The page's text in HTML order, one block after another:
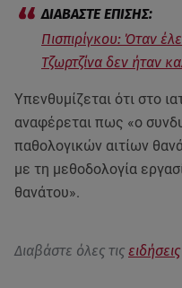
Πισπιρίγκου: Όταν
Τζωρτζίνα δεν ήταν
Υπενθυμίζεται ότι στο
αναφέρεται πως «ο
παθολογικών αιτίων
με τη μεθοδολογία
θανάτου».
Διαβάστε όλες τις ειδήσεις